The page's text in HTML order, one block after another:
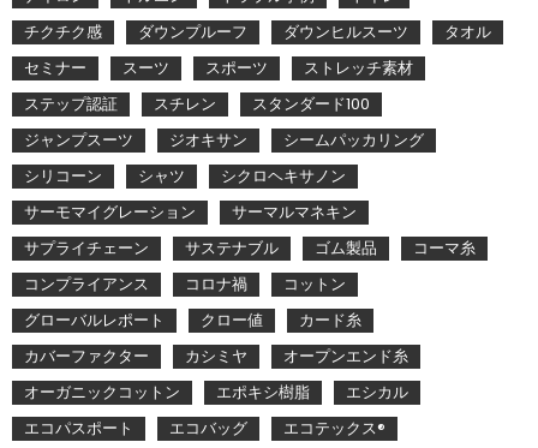
チクチク感
ダウンプルーフ ダウンヒルスーツ
タオル
セミナー
スーツ スポーツ
ストレッチ素材
ステップ認証
スチレン
スタンダード100
ジャンプスーツ
ジオキサン
シームパッカリング
シリコーン
シャツ
シクロヘキサノン
サーモマイグレーション
サーマルマネキン
サプライチェーン
サステナブル ゴム製品
コーマ糸
コンプライアンス
コロナ禍
コットン
グローバルレポート
クロー値
カード糸
カバーファクター
カシミヤ
オープンエンド糸
オーガニックコットン
エポキシ樹脂
エシカル
エコパスポート
エコバッグ
エコテックス®